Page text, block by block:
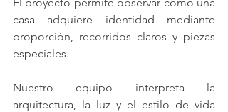
casa adquiere identidad mediante
proporción, recorridos claros y piezas
especiales.
Nuestro equipo interpreta la
arquitectura, la luz y el estilo de vida